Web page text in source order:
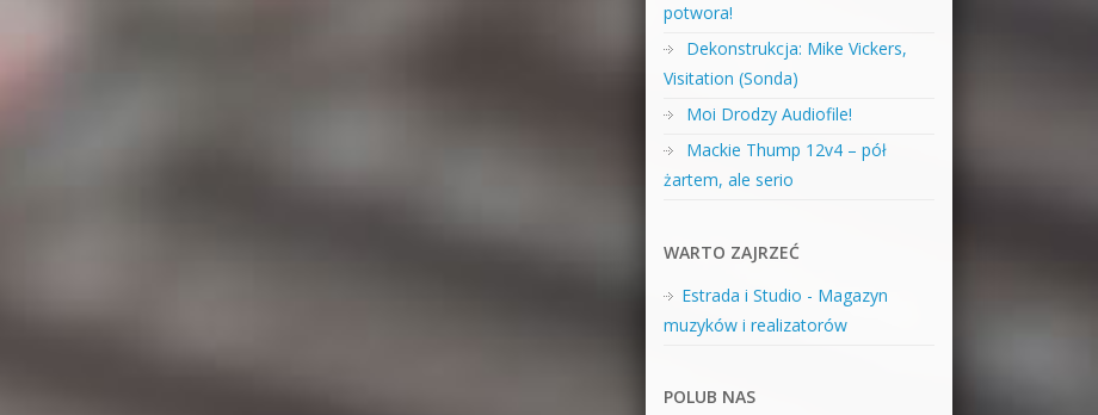
potwora!
Dekonstrukcja: Mike Vickers,
Visitation (Sonda)
Moi Drodzy Audiofile!
Mackie Thump 12v4 – pół
żartem, ale serio
WARTO ZAJRZEĆ
Estrada i Studio - Magazyn
muzyków i realizatorów
POLUB NAS